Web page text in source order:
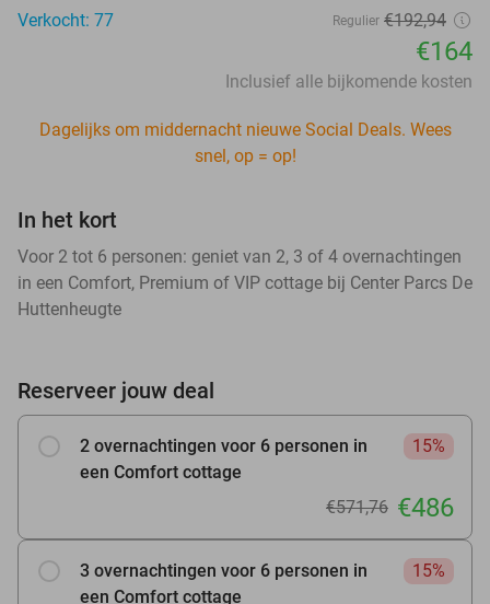
Verkocht: 77
Regulier €192,94
€164
Inclusief alle bijkomende kosten
Dagelijks om middernacht nieuwe Social Deals. Wees
snel, op = op!
In het kort
Voor 2 tot 6 personen: geniet van 2, 3 of 4 overnachtingen
in een Comfort, Premium of VIP cottage bij Center Parcs De
Huttenheugte
Reserveer jouw deal
2 overnachtingen voor 6 personen in
een Comfort cottage
15%
€571,76 €486
3 overnachtingen voor 6 personen in
een Comfort cottage
15%